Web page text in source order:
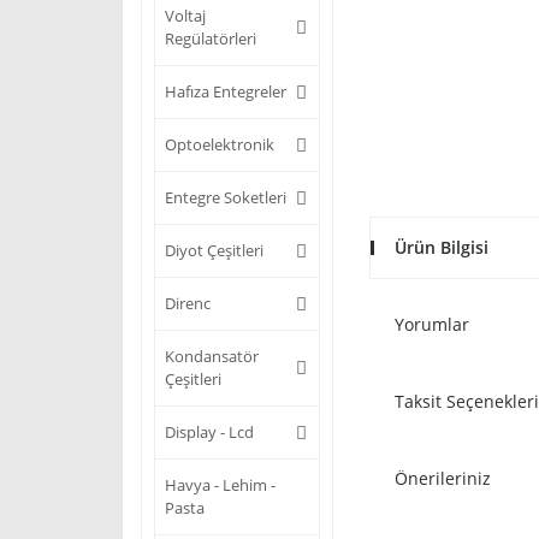
Voltaj
Regülatörleri
Hafıza Entegreler
Optoelektronik
Entegre Soketleri
Diyot Çeşitleri
Direnc
Kondansatör
Çeşitleri
Display - Lcd
Havya - Lehim -
Pasta
Ürün Bilgisi
Yorumlar
Taksit Seçenekleri
Önerileriniz